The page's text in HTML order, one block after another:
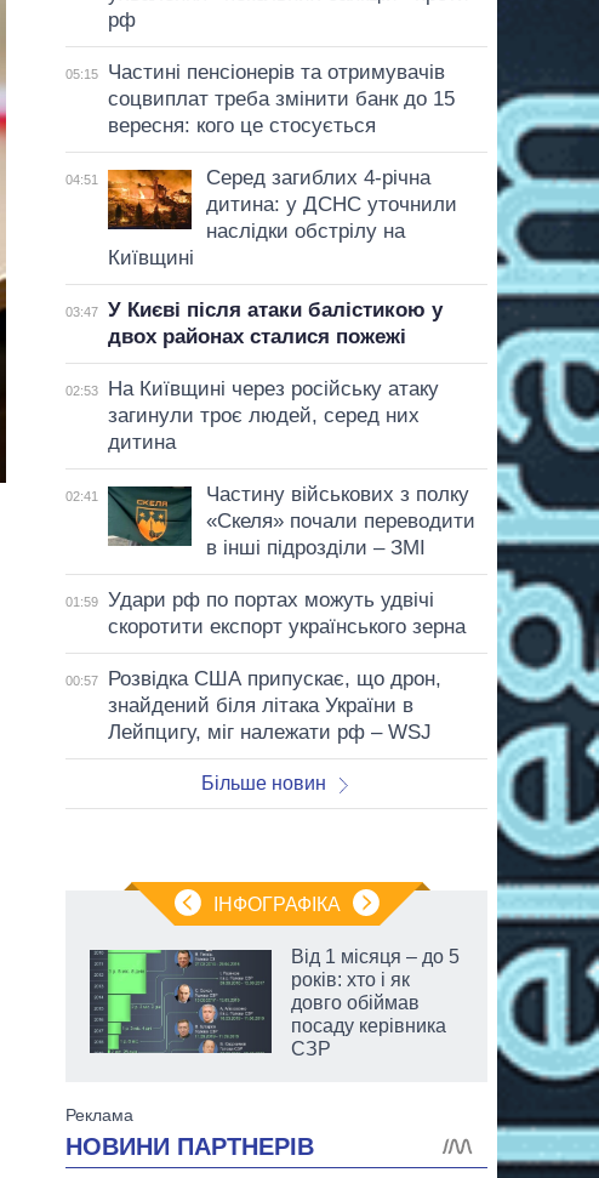
рф
05:15
Частині пенсіонерів та отримувачів
соцвиплат треба змінити банк до 15
вересня: кого це стосується
04:51
Серед загиблих 4-річна
дитина: у ДСНС уточнили
наслідки обстрілу на
Київщині
03:47
У Києві після атаки балістикою у
двох районах сталися пожежі
02:53
На Київщині через російську атаку
загинули троє людей, серед них
дитина
02:41
Частину військових з полку
«Скеля» почали переводити
в інші підрозділи – ЗМІ
01:59
Удари рф по портах можуть удвічі
скоротити експорт українського зерна
00:57
Розвідка США припускає, що дрон,
знайдений біля літака України в
Лейпцигу, міг належати рф – WSJ
Більше новин
ІНФОГРАФІКА
Від 1 місяця – до 5
років: хто і як
довго обіймав
посаду керівника
СЗР